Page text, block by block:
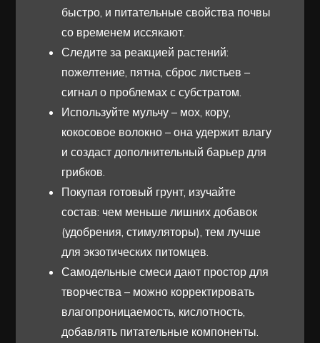
быстро, и питательные свойства почвы
со временем иссякают.
Следите за реакцией растений:
пожелтение, пятна, сброс листьев –
сигнал о проблемах с субстратом.
Используйте мульчу – мох, кору,
кокосовое волокно – она удержит влагу
и создаст дополнительный барьер для
грибков.
Покупая готовый грунт, изучайте
состав: чем меньше лишних добавок
(удобрения, стимуляторы), тем лучше
для экзотических питомцев.
Самодельные смеси дают простор для
творчества – можно корректировать
влагопроницаемость, кислотность,
добавлять питательные компоненты.